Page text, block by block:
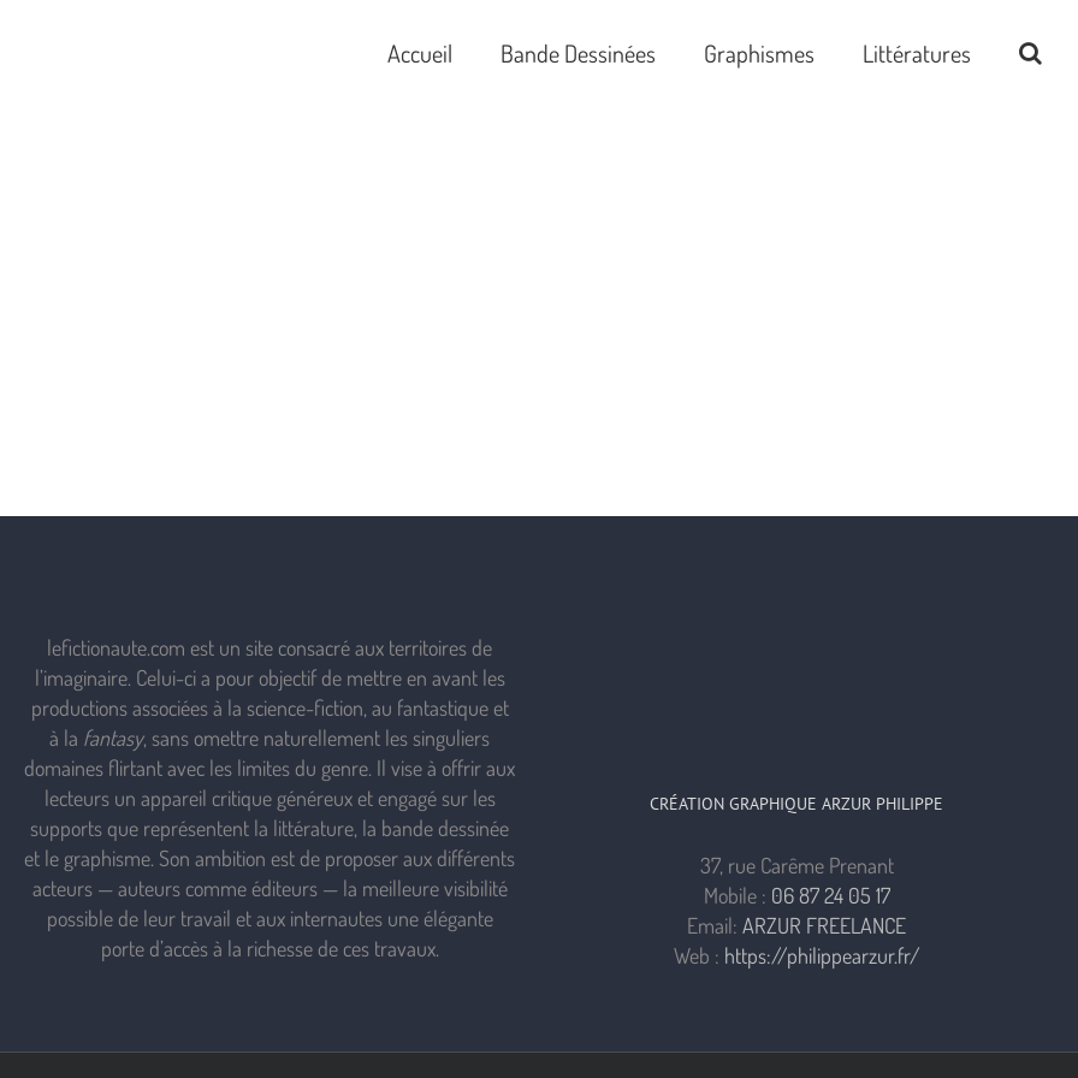
Accueil Bande Dessinées Graphismes Littératures
lefictionaute.com est un site consacré aux territoires de
l’imaginaire. Celui-ci a pour objectif de mettre en avant les
productions associées à la science-fiction, au fantastique et
à la fantasy, sans omettre naturellement les singuliers
domaines flirtant avec les limites du genre. Il vise à offrir aux
lecteurs un appareil critique généreux et engagé sur les
supports que représentent la littérature, la bande dessinée
et le graphisme. Son ambition est de proposer aux différents
acteurs — auteurs comme éditeurs — la meilleure visibilité
possible de leur travail et aux internautes une élégante
porte d’accès à la richesse de ces travaux.
CRÉATION GRAPHIQUE ARZUR PHILIPPE
37, rue Carême Prenant
Mobile : 06 87 24 05 17
Email: ARZUR FREELANCE
Web : https://philippearzur.fr/